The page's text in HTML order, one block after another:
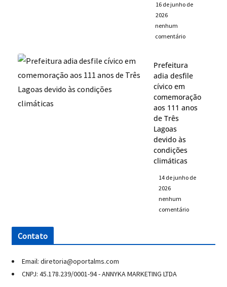
16 de junho de
2026
nenhum
comentário
Prefeitura
adia desfile
cívico em
comemoração
aos 111 anos
de Três
Lagoas
devido às
condições
climáticas
14 de junho de
2026
nenhum
comentário
Contato
Email: diretoria@oportalms.com
CNPJ: 45.178.239/0001-94 - ANNYKA MARKETING LTDA